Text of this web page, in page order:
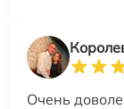
Очень